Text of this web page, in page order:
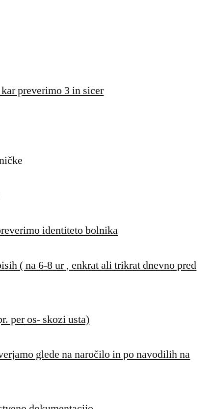
preverimo 3 in sicer
identiteto bolnika
( na 6-8 ur , enkrat ali trikrat dnevno pred
per os- skozi usta)
glede na naročilo in po navodilih na